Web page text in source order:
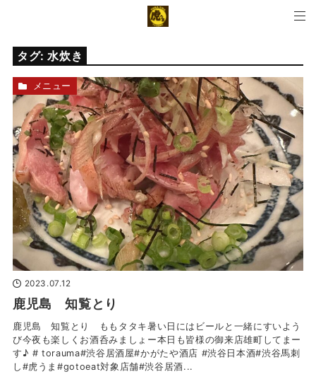
タグ:水炊き
2023.07.12
鹿児島 知覧とり
鹿児島 知覧とり ももタタキ暑い日にはビールと一緒にすいよう
び今夜も楽しくお酒呑みましょー本日も皆様の御来店雄町してまー
す♪ # torauma#渋谷居酒屋#かがたや酒店 #渋谷日本酒#渋谷馬刺
し#虎うま#gotoeat対象店舗#渋谷居酒...
メニュー